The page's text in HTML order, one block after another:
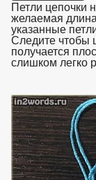
Петли цепочки
желаемая
указанные
Следите чтобы
получается
слишком легко